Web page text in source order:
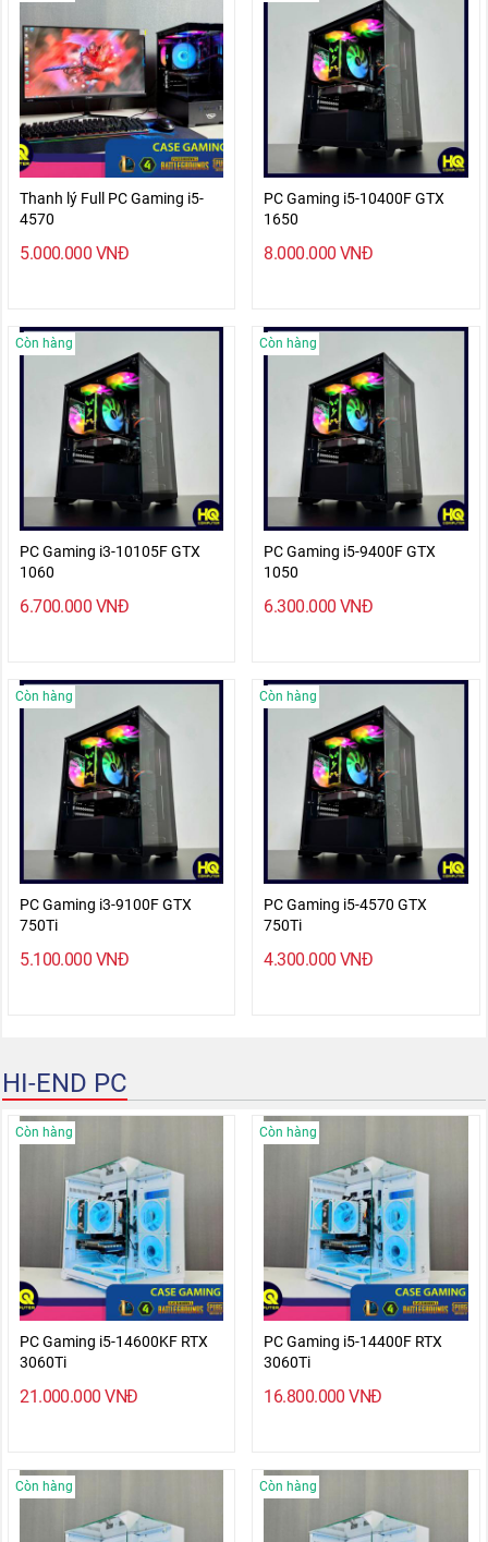
Thanh lý Full PC Gaming i5-
4570
5.000.000 VNĐ
PC Gaming i5-10400F GTX
1650
8.000.000 VNĐ
PC Gaming i3-10105F GTX
1060
Còn hàng
6.700.000 VNĐ
PC Gaming i5-9400F GTX
1050
Còn hàng
6.300.000 VNĐ
PC Gaming i3-9100F GTX
750Ti
Còn hàng
5.100.000 VNĐ
PC Gaming i5-4570 GTX
750Ti
Còn hàng
4.300.000 VNĐ
HI-END PC
PC Gaming i5-14600KF RTX
3060Ti
Còn hàng
21.000.000 VNĐ
PC Gaming i5-14400F RTX
3060Ti
Còn hàng
16.800.000 VNĐ
Còn hàng Còn hàng